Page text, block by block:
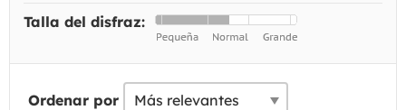
Talla del disfraz:
Ordenar por